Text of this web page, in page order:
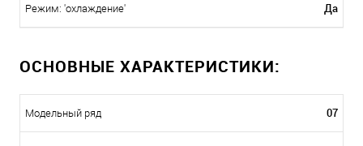
Режим: 'охлаждение' Да
ОСНОВНЫЕ ХАРАКТЕРИСТИКИ:
Модельный ряд 07